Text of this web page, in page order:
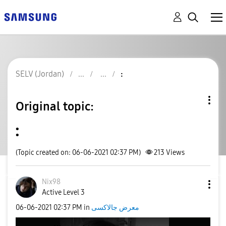
SELV (Jordan) :
Original topic:
:
(Topic created on: 06-06-2021 02:37 PM) 213 Views
Nix98
Active Level 3
‎06-06-2021 02:37 PM in معرض جالاكسى